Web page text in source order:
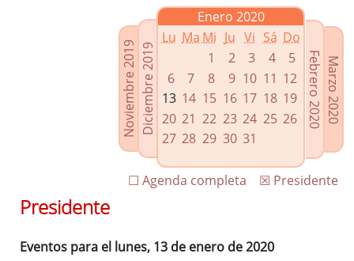
Enlaces relacionados
Agenda de Presidencia
Plenos provinciales y Juntas de gobierno
Oficina de Proyectos Europeos
Noviembre 2019Diciembre 2019
Enero 2020
Lu Ma Mi Ju Vi Sá Do
1
2 3 4
5
6
7 8 9 10 11 12
13 14 15 16 17 18 19
20 21 22 23 24 25 26
27 28 29 30 31
Marzo 2020
Febrero 2020
☒ Presidente
☐ Agenda completa
Presidente
Eventos para el lunes, 13 de enero de 2020